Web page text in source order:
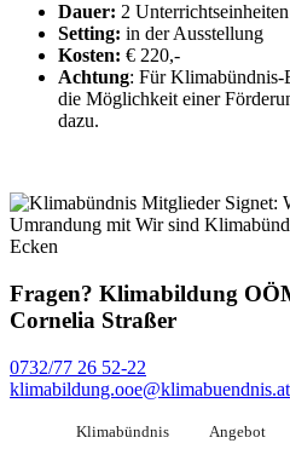
Dauer: 2 Unterrichtseinheiten
Setting: in der Ausstellung
Kosten: € 220,-
Achtung: Für Klimabündnis-
die Möglichkeit einer
dazu.
Fragen? Klimabildung OÖ
Cornelia Straßer
0732/77 26 52-22
klimabildung.ooe@klimabuendnis.at
Klimabündnis Angebot